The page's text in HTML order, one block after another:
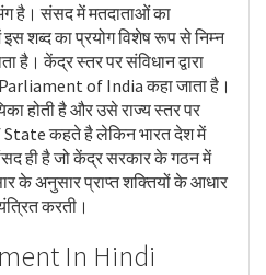
है। संसद में मतदाताओं का
शब्द का प्रयोग विशेष रूप से निम्न
है। केंद्र स्तर पर संविधान द्वारा
Parliament of India कहा जाता है।
होती है और उसे राज्य स्तर पर
कहते है लेकिन भारत देश में
ही है जो केंद्र सरकार के गठन में
के अनुसार प्राप्त शक्तियों के आधार
करती।
In Hindi